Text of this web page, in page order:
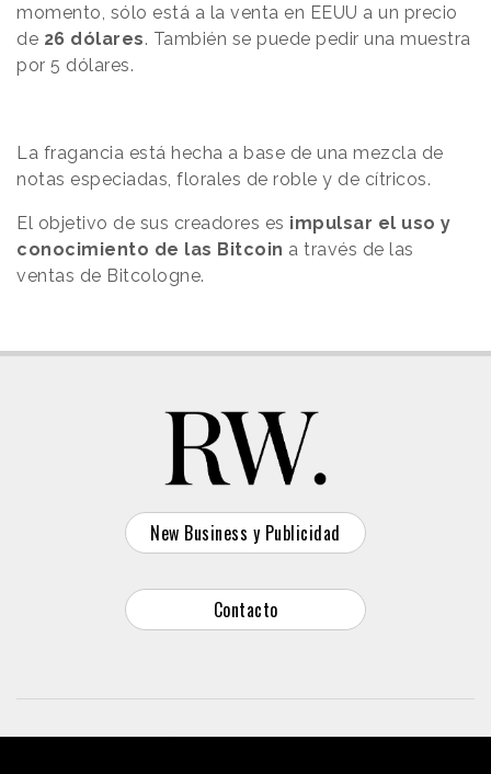
momento, sólo está a la venta en EEUU a un precio
de 26 dólares. También se puede pedir una muestra
por 5 dólares.
La fragancia está hecha a base de una mezcla de
notas especiadas, florales de roble y de cítricos.
El objetivo de sus creadores es impulsar el uso y
conocimiento de las Bitcoin a través de las
ventas de Bitcologne.
New Business y Publicidad
Contacto
© 2026 Reason Why